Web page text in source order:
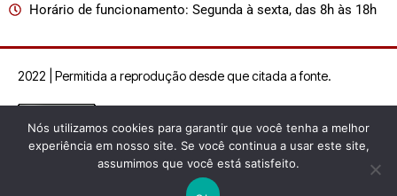
Horário de funcionamento: Segunda à sexta, das 8h às 18h
2022 | Permitida a reprodução desde que citada a fonte.
Nós utilizamos cookies para garantir que você tenha a melhor
experiência em nosso site. Se você continua a usar este site,
assumimos que você está satisfeito.